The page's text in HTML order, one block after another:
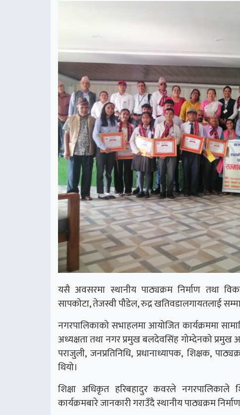
यसै अवसरमा स्थानीय पाठ्यक्रम निर्माण तथा
सापकोटा, तेजस्वी पौडेल, रुद्र खतिवडालगायतलाई
नगरपालिकाको सभाहलमा आयोजित कार्यक्रममा
अध्यक्षता तथा नगर प्रमुख बलदेवसिंह गोम्देनको प्रमुख
पराजुली, जनप्रतिनिधि, प्रधानाध्यापक, शिक्षक,
थियो।
शिक्षा अधिकृत हरिबहादुर कवरले नगरपालिकाले
कार्यक्रमबारे जानकारी गराउँदै स्थानीय पाठ्यक्रम